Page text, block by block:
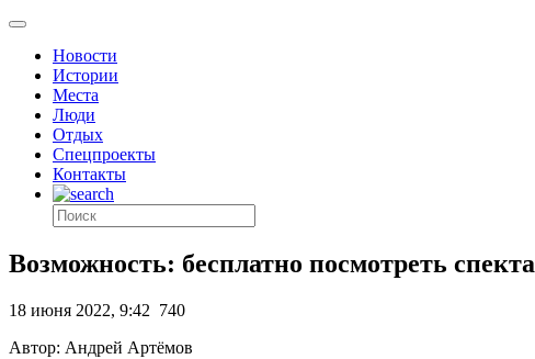
Новости
Истории
Места
Люди
Отдых
Спецпроекты
Контакты
Возможность: бесплатно посмотреть
18 июня 2022, 9:42 740
Автор: Андрей Артёмов